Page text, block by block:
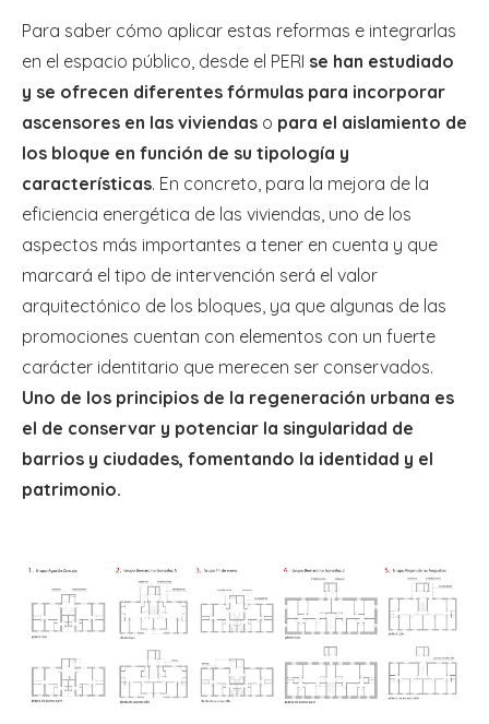
Para saber cómo aplicar estas reformas e integrarlas
en el espacio público, desde el PERI se han estudiado
y se ofrecen diferentes fórmulas para incorporar
ascensores en las viviendas o para el aislamiento de
los bloque en función de su tipología y
características. En concreto, para la mejora de la
eficiencia energética de las viviendas, uno de los
aspectos más importantes a tener en cuenta y que
marcará el tipo de intervención será el valor
arquitectónico de los bloques, ya que algunas de las
promociones cuentan con elementos con un fuerte
carácter identitario que merecen ser conservados.
Uno de los principios de la regeneración urbana es
el de conservar y potenciar la singularidad de
barrios y ciudades, fomentando la identidad y el
patrimonio.